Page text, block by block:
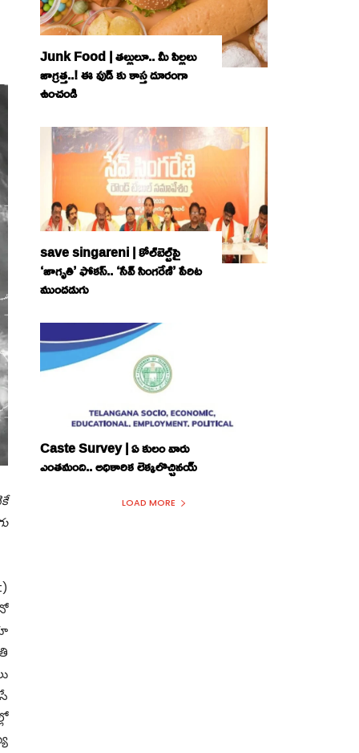
Junk Food | తల్లులూ.. మీ పిల్లలు
జాగ్రత్త..! ఈ ఫుడ్ కు కాస్త దూరంగా
ఉంచండి
save singareni | కోల్‌బెల్ట్‌పై
‘జాగృతి’ ఫోకస్‌.. ‘సేవ్‌ సింగరేణి’ పేరిట
ముందడుగు
Caste Survey | ఏ కులం వారు
ఎంతమంది.. అధికారిక లెక్కలొచ్చినయ్
LOAD MORE